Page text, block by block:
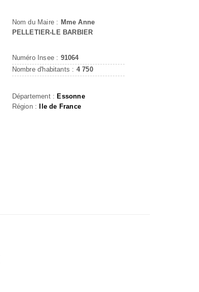
Nom du Maire : Mme Anne
PELLETIER-LE BARBIER
Numéro Insee : 91064
Nombre d'habitants : 4 750
Département : Essonne
Région :
Ile de France